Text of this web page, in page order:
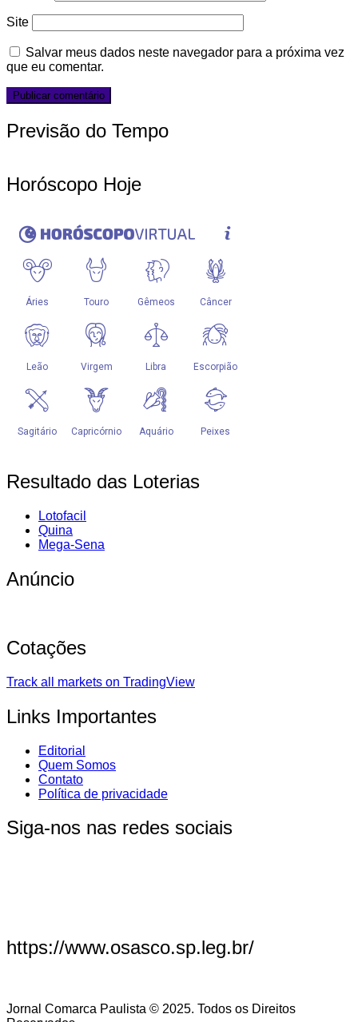
Site
Salvar meus dados neste navegador para a próxima vez
que eu comentar.
Previsão do Tempo
Horóscopo Hoje
Resultado das Loterias
Lotofacil
Quina
Mega-Sena
Anúncio
Cotações
Track all markets on TradingView
Links Importantes
Editorial
Quem Somos
Contato
Política de privacidade
Siga-nos nas redes sociais
https://www.osasco.sp.leg.br/
Jornal Comarca Paulista © 2025. Todos os Direitos